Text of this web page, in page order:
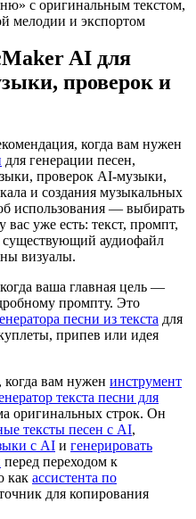
AI для
проверок и
когда вам нужен
для генерации песен,
проверок AI-музыки,
и создания музыкальных
использования — выбирать
вас уже есть: текст, промпт,
аудиофайл
визуалы.
ваша главная цель —
промпту. Это
песни из текста для
припев или идея
когда вам нужен инструмент
текста песни для
оригинальных строк. Он
тексты песен с AI,
с AI и генерировать
перед переходом к
как ассистента по
для копирования